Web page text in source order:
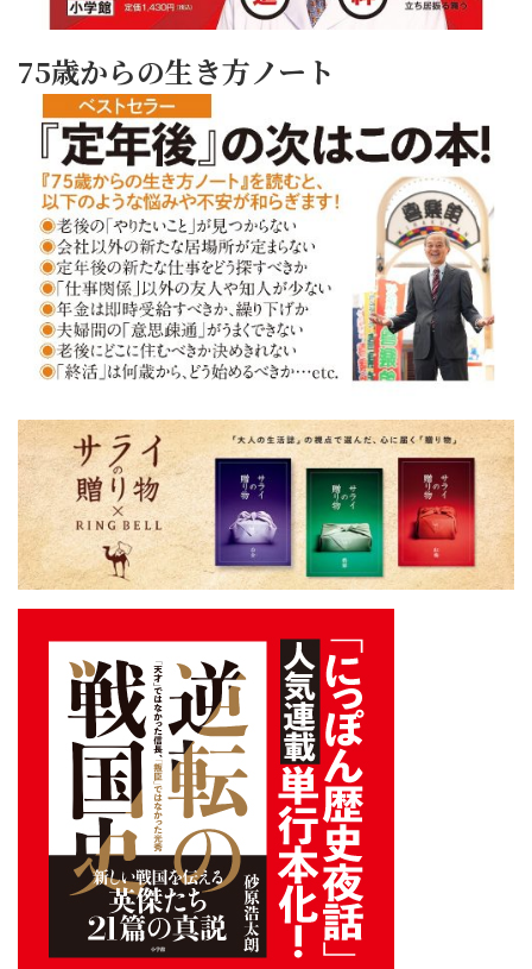
75歳からの生き方ノート